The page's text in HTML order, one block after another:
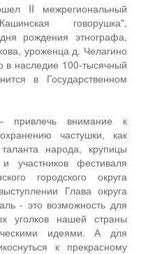
II межрегиональный
говорушка",
рождения этнографа,
уроженца д. Челагино
в наследие 100-тысячный
в Государственном
привлечь внимание к
частушки, как
народа, крупицы
участников фестиваля
городского округа
Глава округа
- это возможность для
уголков нашей страны
идеями. А для
к прекрасному